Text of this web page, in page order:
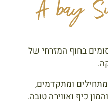
A bay
ל10 ימים קסומים בחוף המזרחי של
ב-2 רמות מתחילים ומתקדמים,
כיף ואווירה טובה.